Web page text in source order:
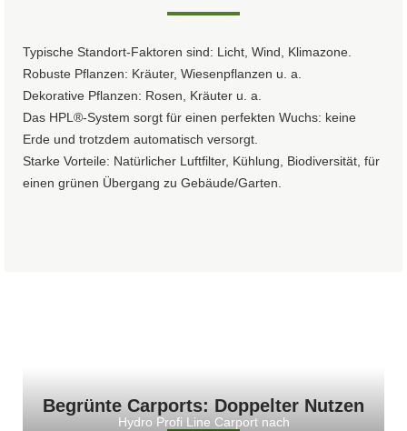
Typische Standort-Faktoren sind: Licht, Wind, Klimazone.
Robuste Pflanzen: Kräuter, Wiesenpflanzen u. a.
Dekorative Pflanzen: Rosen, Kräuter u. a.
Das HPL®-System sorgt für einen perfekten Wuchs: keine
Erde und trotzdem automatisch versorgt.
Starke Vorteile: Natürlicher Luftfilter, Kühlung, Biodiversität, für
einen grünen Übergang zu Gebäude/Garten.
Begrünte Carports: Doppelter Nutzen
Hydro Profi Line Carport nach